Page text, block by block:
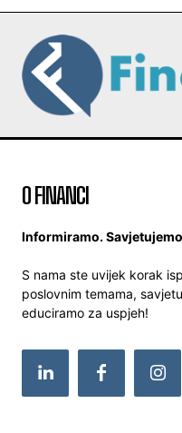
O FINANCI
Informiramo.
S nama ste uvijek korak
poslovnim temama,
educiramo za uspjeh!